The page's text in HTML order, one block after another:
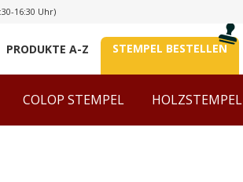
16:30 Uhr)
PRODUKTE A-Z STEMPEL BESTELLEN
COLOP STEMPEL HOLZSTEMPEL